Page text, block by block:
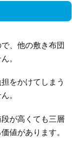
、他の敷き布団
。
をかけてしまう
。
が高くても三層
値があります。